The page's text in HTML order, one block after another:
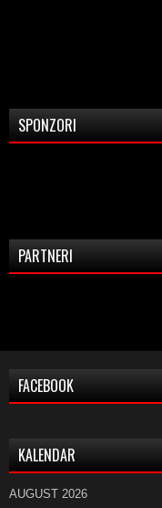
SPONZORI
PARTNERI
FACEBOOK
KALENDAR
AUGUST 2026